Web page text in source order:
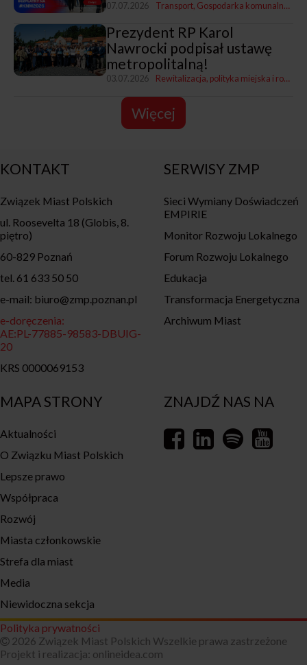
07.07.2026 Transport Gospodarka komunalna
Prezydent RP Karol
Nawrocki podpisał ustawę
metropolitalną!
03.07.2026 Rewitalizacja, polityka miejska i rozwój
Więcej
MAPA STRONY
Aktualności
O Związku Miast Polskich
Lepsze prawo
Współpraca
Rozwój
Miasta członkowskie
Strefa dla miast
Media
Niewidoczna sekcja
KONTAKT
Związek Miast Polskich
ul. Roosevelta 18 (Globis, 8.
piętro)
60-829 Poznań
tel. 61 633 50 50
e-mail: biuro@zmp.poznan.pl
e-doręczenia:
AE:PL-77885-98583-DBUIG-
20
KRS 0000069153
SERWISY ZMP
Sieci Wymiany Doświadczeń
EMPIRIE
Monitor Rozwoju Lokalnego
Forum Rozwoju Lokalnego
Edukacja
Transformacja Energetyczna
Archiwum Miast
ZNAJDŹ NAS NA
Polityka prywatności
2026 Związek Miast Polskich Wszelkie prawa zastrzeżone
Projekt i realizacja: onlineidea.com